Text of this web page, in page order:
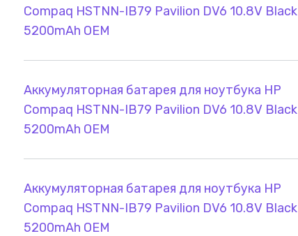
Compaq HSTNN-IB79 Pavilion DV6 10.8V Black
5200mAh OEM
Аккумуляторная батарея для ноутбука HP
Compaq HSTNN-IB79 Pavilion DV6 10.8V Black
5200mAh OEM
Аккумуляторная батарея для ноутбука HP
Compaq HSTNN-IB79 Pavilion DV6 10.8V Black
5200mAh OEM